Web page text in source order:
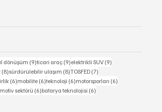
dönüşüm (9)9 yazı
ticari araç (9)9 yazı
elektrikli SUV (9)9 yazı
(8)8 yazı
sürdürülebilir ulaşım (8)8 yazı
TOSFED (7)7 yazı
(6)6 yazı
mobilite (6)6 yazı
teknoloji (6)6 yazı
motorsporları (6)6 yazı
sektörü (6)6 yazı
batarya teknolojisi (6)6 yazı